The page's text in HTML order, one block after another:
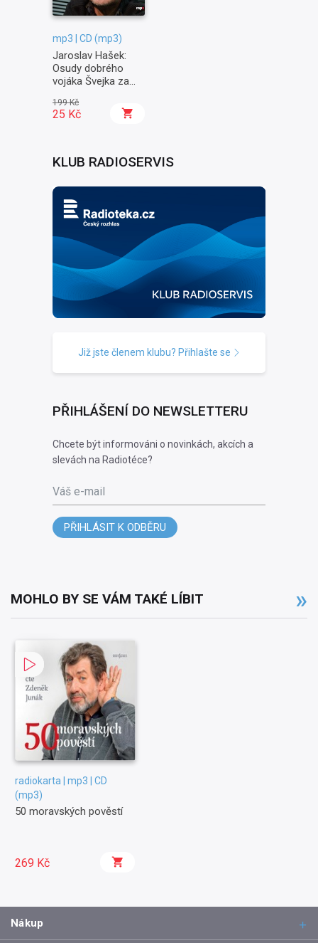
mp3 | CD (mp3)
Jaroslav Hašek:
Osudy dobrého
vojáka Švejka za
Na frontě
199 Kč
25 Kč
KLUB RADIOSERVIS
Již jste členem klubu? Přihlašte se
PŘIHLÁŠENÍ DO NEWSLETTERU
Chcete být informováni o novinkách, akcích a
slevách na Radiotéce?
Váš e-mail
PŘIHLÁSIT K ODBĚRU
MOHLO BY SE VÁM TAKÉ LÍBIT
radiokarta | mp3 | CD
(mp3)
50 moravských pověstí
269 Kč
Nákup